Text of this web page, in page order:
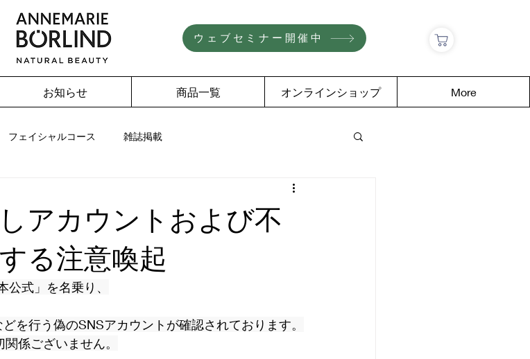
ウェブセミナー開催中
お知らせ 商品一覧 オンラインショップ More
フェイシャルコース 雑誌掲載
アカウントおよび不
る注意喚起
式」を名乗り、
を行う偽のSNSアカウントが確認されております。
係ございません。